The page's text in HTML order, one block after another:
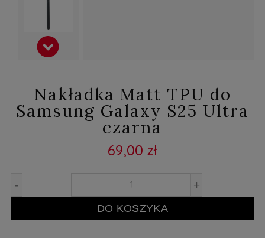
Nakładka Matt TPU do
Samsung Galaxy S25 Ultra
czarna
69,00 zł
- +
DO KOSZYKA